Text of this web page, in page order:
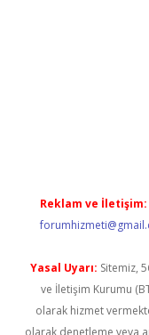
Reklam ve İletişim:
Yasal Uyarı: Sitemiz,
ve İletişim Kurumu
olarak hizmet
olarak denetleme veya